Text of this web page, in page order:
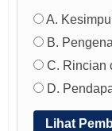
A.
B.
C. Rincian
D.
Lihat